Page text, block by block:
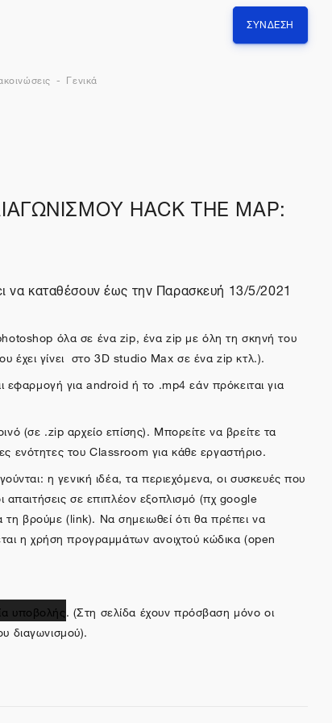
ΣΎΝΔΕΣΗ
Γενικά
HACK THE MAP:
να καταθέσουν έως την Παρασκευή 13/5/2021
όλα σε ένα zip, ένα zip με όλη τη σκηνή του
έχει γίνει στο 3D studio Max σε ένα zip κτλ.).
για android ή το .mp4 εάν πρόκειται για
(σε .zip αρχείο επίσης). Μπορείτε να βρείτε τα
ενότητες του Classroom για κάθε εργαστήριο.
η γενική ιδέα, τα περιεχόμενα, οι συσκευές που
σε επιπλέον εξοπλισμό (πχ google
βρούμε (link). Να σημειωθεί ότι θα πρέπει να
η χρήση προγραμμάτων ανοιχτού κώδικα (open
υποβολής. (Στη σελίδα έχουν πρόσβαση μόνο οι
διαγωνισμού).